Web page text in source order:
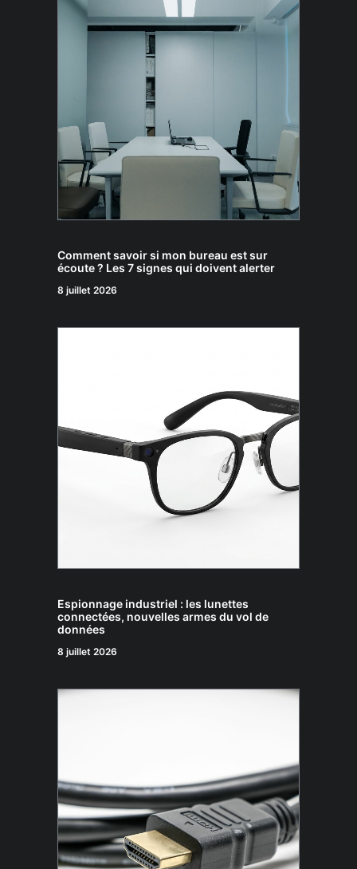
Comment savoir si mon bureau est sur
écoute ? Les 7 signes qui doivent alerter
8 juillet 2026
Espionnage industriel : les lunettes
connectées, nouvelles armes du vol de
données
8 juillet 2026